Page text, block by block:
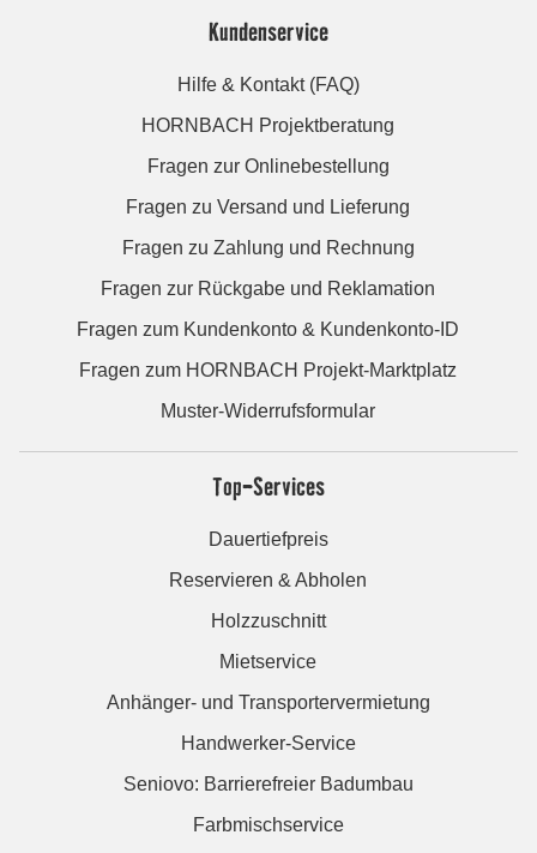
Kundenservice
Hilfe & Kontakt (FAQ)
HORNBACH Projektberatung
Fragen zur Onlinebestellung
Fragen zu Versand und Lieferung
Fragen zu Zahlung und Rechnung
Fragen zur Rückgabe und Reklamation
Fragen zum Kundenkonto & Kundenkonto-ID
Fragen zum HORNBACH Projekt-Marktplatz
Muster-Widerrufsformular
Top-Services
Dauertiefpreis
Reservieren & Abholen
Holzzuschnitt
Mietservice
Anhänger- und Transportervermietung
Handwerker-Service
Seniovo: Barrierefreier Badumbau
Farbmischservice